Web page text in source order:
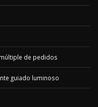
de pedidos
guiado luminoso